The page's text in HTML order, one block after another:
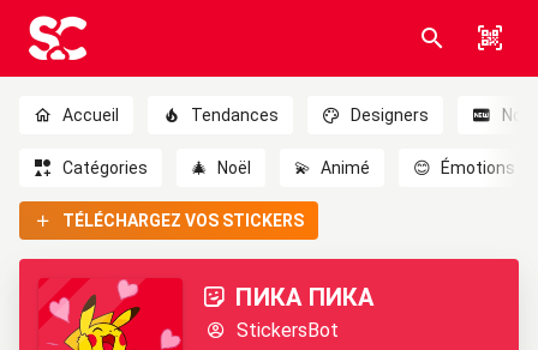
Accueil Tendances Designers
Catégories 🎄 Noël 💫 Animé 😊 Émotions
TÉLÉCHARGEZ VOS STICKERS
ПИКА ПИКА
StickersBot